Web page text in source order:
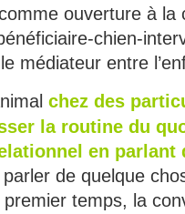
ouverture à la
chien-
médiateur entre
chez des
la routine du
en parlant
de quelque
temps, la